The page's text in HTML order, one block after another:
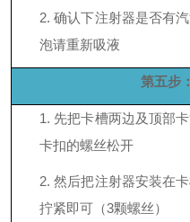
2.确认下注射器是否有
泡请重新吸液
第五步
1. 先把卡槽两边及顶部
卡扣的螺丝松开
2.然后把注射器安装在
拧紧即可（3颗螺丝）